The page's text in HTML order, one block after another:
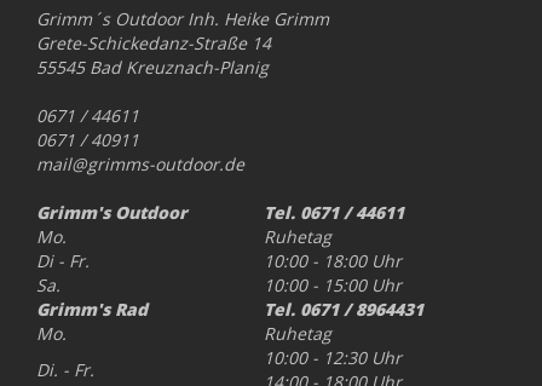
Grimm´s Outdoor Inh. Heike Grimm
Grete-Schickedanz-Straße 14
55545 Bad Kreuznach-Planig
0671 / 44611
0671 / 40911
mail@grimms-outdoor.de
Grimm's Outdoor
Tel. 0671 / 44611
Mo.
Ruhetag
Di - Fr.
10:00 - 18:00 Uhr
Sa.
10:00 - 15:00 Uhr
Grimm's Rad
Tel. 0671 / 8964431
Mo.
Ruhetag
Di. - Fr.
10:00 - 12:30 Uhr